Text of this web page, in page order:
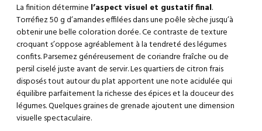
La finition détermine l’aspect visuel et gustatif final.
Torréfiez 50 g d’amandes effilées dans une poêle sèche jusqu’à
obtenir une belle coloration dorée. Ce contraste de texture
croquant s’oppose agréablement à la tendreté des légumes
confits. Parsemez généreusement de coriandre fraîche ou de
persil ciselé juste avant de servir. Les quartiers de citron frais
disposés tout autour du plat apportent une note acidulée qui
équilibre parfaitement la richesse des épices et la douceur des
légumes. Quelques graines de grenade ajoutent une dimension
visuelle spectaculaire.